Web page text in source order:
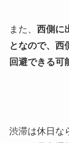
また、 西側に
となので、西
回避できる可
渋滞は休日な